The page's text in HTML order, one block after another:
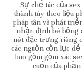
Sự chế tác của
thành tùy theo liệu
pháp tân và phát
nhận định bé bỏng
nét đặc trưng riêng
các nguồn cồn lực
bao gồm gồm xác
cuốn của